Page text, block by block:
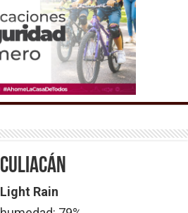
Culiacán
Light Rain